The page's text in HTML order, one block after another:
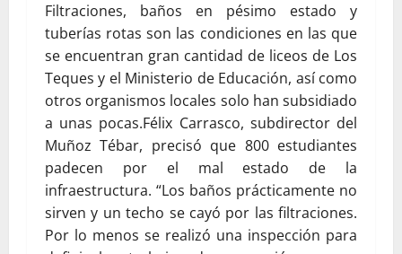
Filtraciones, baños en pésimo estado y
tuberías rotas son las condiciones en las que
se encuentran gran cantidad de liceos de Los
Teques y el Ministerio de Educación, así como
otros organismos locales solo han subsidiado
a unas pocas.Félix Carrasco, subdirector del
Muñoz Tébar, precisó que 800 estudiantes
padecen por el mal estado de la
infraestructura. “Los baños prácticamente no
sirven y un techo se cayó por las filtraciones.
Por lo menos se realizó una inspección para